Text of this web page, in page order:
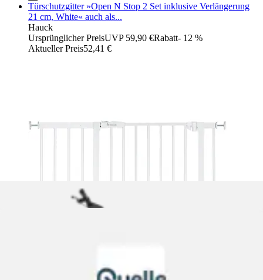
Türschutzgitter »Open N Stop 2 Set inklusive Verlängerung
21 cm, White« auch als...
Hauck
Ursprünglicher PreisUVP 59,90 €Rabatt- 12 %
Aktueller Preis52,41 €